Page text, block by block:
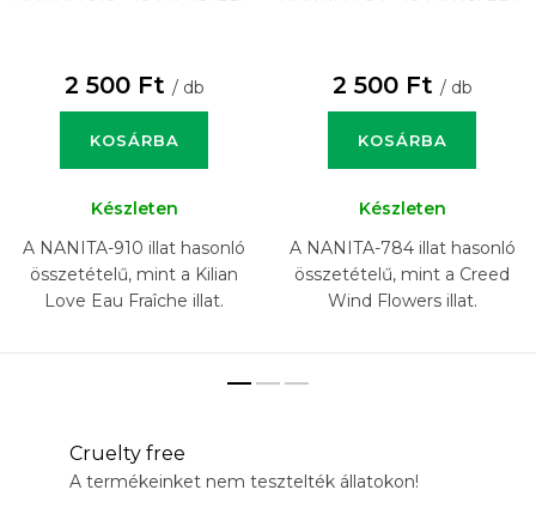
2 500 Ft / db
KOSÁRBA
Készleten
A NANITA-910 illat hasonló
összetételű, mint a Kilian
Love Eau Fraîche illat.
2 500 Ft / db
KOSÁRBA
Készleten
A NANITA-784 illat hasonló
összetételű, mint a Creed
Wind Flowers illat.
Cruelty free
A termékeinket nem tesztelték állatokon!